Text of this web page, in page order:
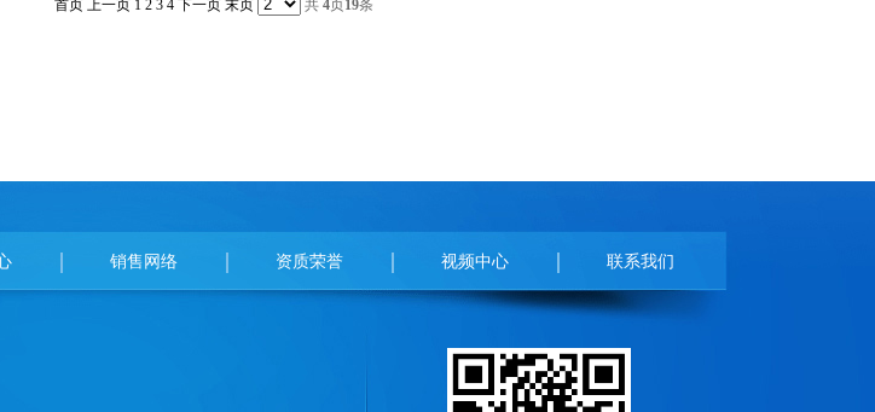
首页 上一页 1 2 3 4 下一页 末页 共 4页19条
销售网络 资质荣誉 视频中心 联系我们